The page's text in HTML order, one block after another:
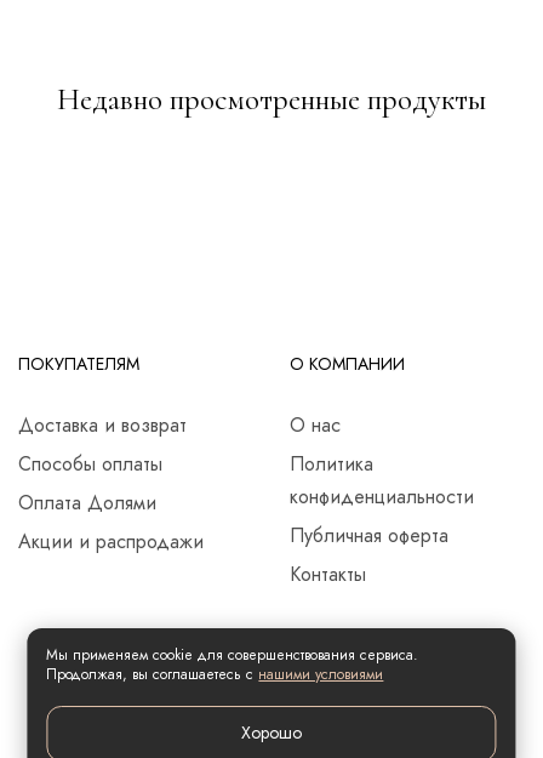
Недавно просмотренные продукты
ПОКУПАТЕЛЯМ
Доставка и возврат
Способы оплаты
Оплата Долями
Акции и распродажи
О КОМПАНИИ
О нас
Политика
конфиденциальности
Публичная оферта
Контакты
Мы применяем cookie для совершенствования сервиса.
Продолжая, вы соглашаетесь с нашими условиями
Хорошо